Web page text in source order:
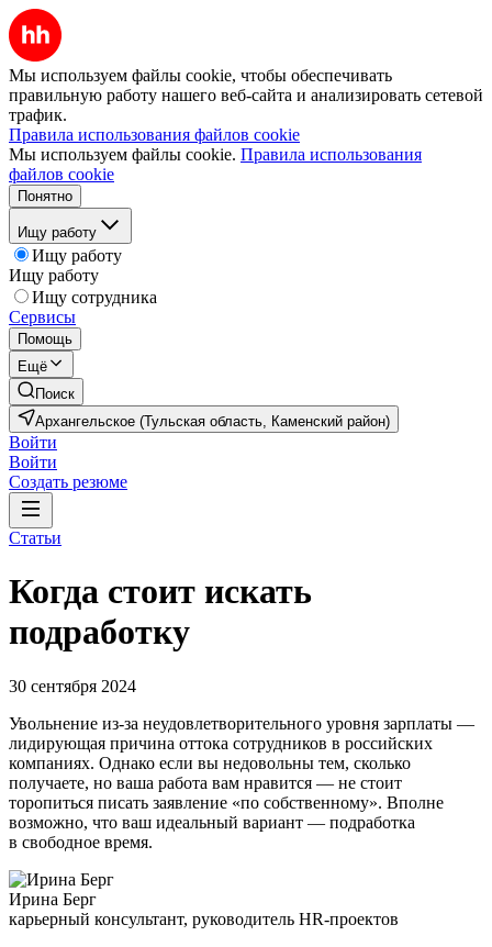
Мы используем файлы cookie, чтобы обеспечивать
правильную работу нашего веб-сайта и анализировать сетевой
трафик.
Правила использования файлов cookie
Мы используем файлы cookie. Правила использования
файлов cookie
Понятно
Ищу работу
Ищу работу
Ищу работу
Ищу сотрудника
Сервисы
Помощь
Ещё
Поиск
Архангельское (Тульская область, Каменский район)
Войти
Войти
Создать резюме
Статьи
Когда стоит искать
подработку
30 сентября 2024
Увольнение из-за неудовлетворительного уровня зарплаты —
лидирующая причина оттока сотрудников в российских
компаниях. Однако если вы недовольны тем, сколько
получаете, но ваша работа вам нравится — не стоит
торопиться писать заявление «по собственному». Вполне
возможно, что ваш идеальный вариант — подработка
в свободное время.
Ирина Берг
карьерный консультант, руководитель HR-проектов